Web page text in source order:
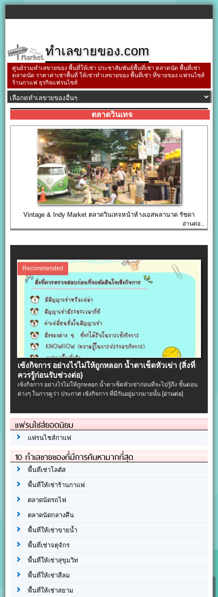
ทำเลขายของ.com
ศูนย์รวมทำเลขายของ พื้นที่ให้เช่า ประชาสัมพันธ์พื้นที่เช่า ตลาดนัด พื้นที่เช่า
ตลาดนัด ราคาค่าเช่าพื้นที่ ให้เช่าทำเลขายของ พื้นที่เช่า ที่ขายของ แฟรนไชส์
ร้านกาแฟ ธุรกิจแฟรนไชส์
ตลาดวินเทจ
Vintage & Indy Market ตลาดวินเทจหน้าห้างเอสพลานาด รัชดา
อ่านต่อ...
Recommended
เซ้งกิจการ อย่างไรไม่ให้ถูกหลอก น้ำตาเช็ดหัวเข่า (สิ่งที่
ควรรู้ก่อนรับช่วงต่อ)
เซ้งกิจการ อย่างไรไม่ให้ถูกหลอก น้ำตาเช็ดหัวเข่าก่อนที่จะไปรู้ถึง ขั้นตอน
ต่างๆ ในการดูว่า ประกาศ เซ้งกิจการ ที่มีกันอยู่มากมายนั้น[อ่านต่อ]
แฟรนไชส์ยอดนิยม
แฟรนไชส์กาแฟ
10 ทำเลขายของที่มีการค้นหามากที่สุด
พื้นที่เช่าโลตัส
พื้นที่ให้เช่าร้านกาแฟ
ตลาดนัดรถไฟ
ตลาดนัดกลางคืน
พื้นที่ให้เช่าขายน้ำ
พื้นที่เช่าจตุจักร
พื้นที่ให้เช่าสุขุมวิท
พื้นที่ให้เช่าสีลม
พื้นที่ให้เช่าสยาม